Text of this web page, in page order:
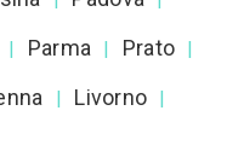
| Parma | Prato |
| Livorno |